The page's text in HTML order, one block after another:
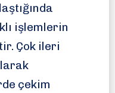
işlemlerin
Çok ileri
çekim